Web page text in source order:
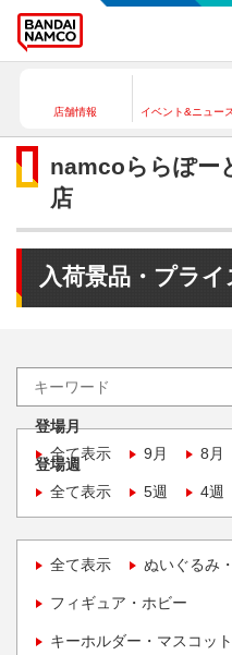
店舗情報 イベント&ニュース
namcoららぽー
店
入荷景品・プライ
登場月
全て表示
9月 8月
登場週
全て表示
5週 4週
全て表示 ぬいぐるみ
フィギュア・ホビー
キーホルダー・マスコッ